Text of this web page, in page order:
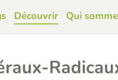
Découvrir Qui